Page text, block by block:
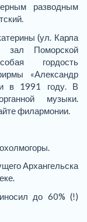
разводным
(ул. Карла
зал Поморской
гордость
«Александр
в 1991 году. В
музыки.
филармонии.
Архангельска
до 60% (!)